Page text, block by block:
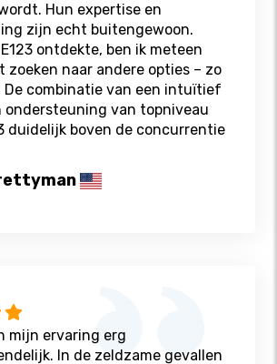
Hun expertise en
zijn echt buitengewoon.
ontdekte, ben ik meteen
zoeken naar andere opties – zo
De combinatie van een intuïtief
ondersteuning van topniveau
duidelijk boven de concurrentie
mijn ervaring erg
In de zeldzame gevallen